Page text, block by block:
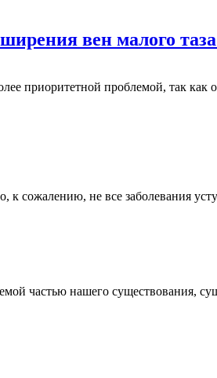
вен малого
приоритетной проблемой, так
сожалению, не все заболевания
частью нашего существования,